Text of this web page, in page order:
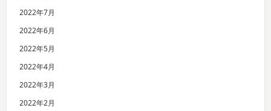
2022年7月
2022年6月
2022年5月
2022年4月
2022年3月
2022年2月